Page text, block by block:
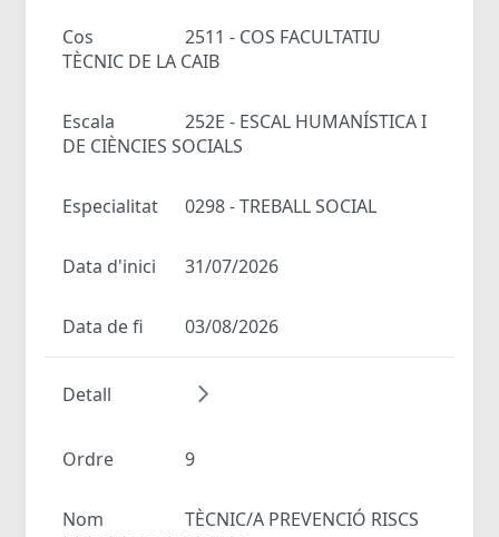
Cos
2511 - COS FACULTATIU
TÈCNIC DE LA CAIB
Escala
252E - ESCAL HUMANÍSTICA I
DE CIÈNCIES SOCIALS
Especialitat 0298 - TREBALL SOCIAL
Data d'inici 31/07/2026
Data de fi 03/08/2026
Detall
Ordre 9
Nom
TÈCNIC/A PREVENCIÓ RISCS